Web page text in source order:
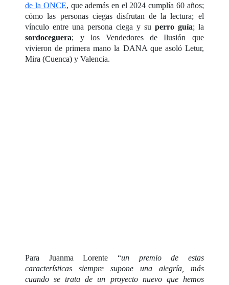
de la ONCE, que además en el 2024 cumplía 60 años;
cómo las personas ciegas disfrutan de la lectura; el
vínculo entre una persona ciega y su perro guía; la
sordoceguera; y los Vendedores de Ilusión que
vivieron de primera mano la DANA que asoló Letur,
Mira (Cuenca) y Valencia.
Para Juanma Lorente “un premio de estas
características siempre supone una alegría, más
cuando se trata de un proyecto nuevo que hemos